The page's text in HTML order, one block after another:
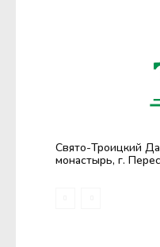
Свято-Троицкий
монастырь, г.